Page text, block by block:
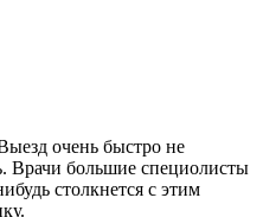
очень быстро не
Врачи большие специолисты
столкнется с этим